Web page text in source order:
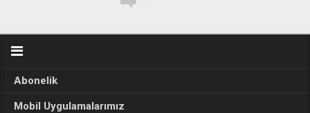
Abonelik
Mobil Uygulamalarımız